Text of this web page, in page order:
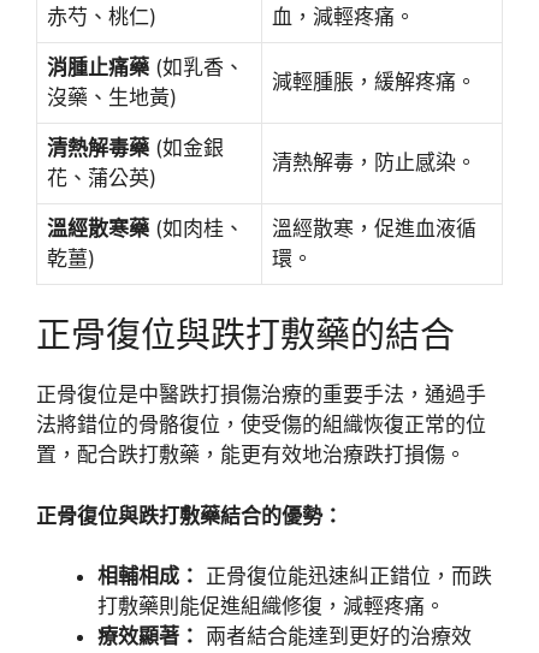
赤芍、桃仁)
血，減輕疼痛。
消腫止痛藥 (如乳香、
沒藥、生地黃)
減輕腫脹，緩解疼痛。
清熱解毒藥 (如金銀
花、蒲公英)
清熱解毒，防止感染。
溫經散寒藥 (如肉桂、
乾薑)
溫經散寒，促進血液循
環。
正骨復位與跌打敷藥的結合
正骨復位是中醫跌打損傷治療的重要手法，通過手
法將錯位的骨骼復位，使受傷的組織恢復正常的位
置，配合跌打敷藥，能更有效地治療跌打損傷。
正骨復位與跌打敷藥結合的優勢：
相輔相成： 正骨復位能迅速糾正錯位，而跌
打敷藥則能促進組織修復，減輕疼痛。
療效顯著： 兩者結合能達到更好的治療效